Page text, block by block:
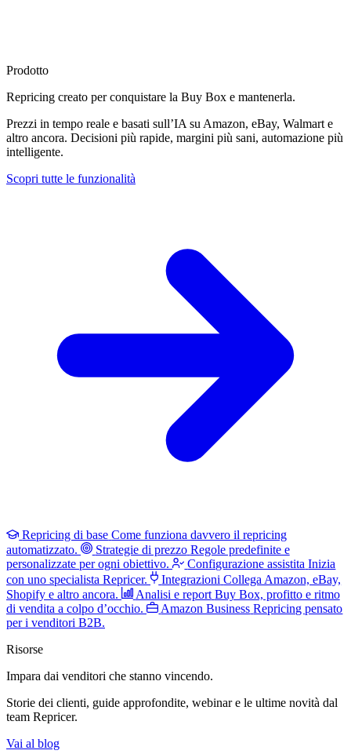
Prodotto
Repricing creato perconquistare la Buy Box e mantenerla.
Prezzi in tempo reale e basati sull’IA su Amazon, eBay, Walmart e
altro ancora. Decisioni più rapide, margini più sani, automazione più
intelligente.
Scopri tutte le funzionalità
Repricing di base Come funziona davvero il repricing
automatizzato.
Strategie di prezzo Regole predefinite e
personalizzate per ogni obiettivo.
Configurazione assistita Inizia
con uno specialista Repricer.
Integrazioni Collega Amazon, eBay,
Shopify e altro ancora.
Analisi e report Buy Box, profitto e ritmo
di vendita a colpo d’occhio.
Amazon Business Repricing pensato
per i venditori B2B.
Risorse
Impara dai venditori che stanno vincendo.
Storie dei clienti, guide approfondite, webinar e le ultime novità dal
team Repricer.
Vai al blog